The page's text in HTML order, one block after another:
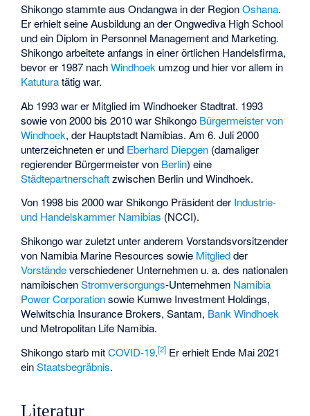
Shikongo stammte aus Ondangwa in der RegionOshana.
Er erhielt seine Ausbildung an der Ongwediva High School
und ein Diplom in Personnel Management and Marketing.
Shikongo arbeitete anfangs in einer örtlichen Handelsfirma,
bevor er 1987 nachWindhoek umzog und hier vor allem in
Katuturatätig war.
Ab 1993 war er Mitglied im Windhoeker Stadtrat. 1993
sowie von 2000 bis 2010 war Shikongo Bürgermeister von
Windhoek, der Hauptstadt Namibias. Am 6. Juli 2000
unterzeichneten er und Eberhard Diepgen (damaliger
regierender Bürgermeister von Berlin) eine
Städtepartnerschaftzwischen Berlin und Windhoek.
Von 1998 bis 2000 war Shikongo Präsident der Industrie-
und Handelskammer Namibias (NCCI).
Shikongo war zuletzt unter anderem Vorstandsvorsitzender
von Namibia Marine Resources sowie Mitgliedder
Vorständeverschiedener Unternehmen u. a. des nationalen
namibischenStromversorgungs-Unternehmen Namibia
Power Corporationsowie Kumwe Investment Holdings,
Welwitschia Insurance Brokers,Santam, Bank Windhoek
und Metropolitan Life Namibia.
Shikongo starb mitCOVID-19.[2] Er erhielt Ende Mai 2021
einStaatsbegräbnis.
Literatur